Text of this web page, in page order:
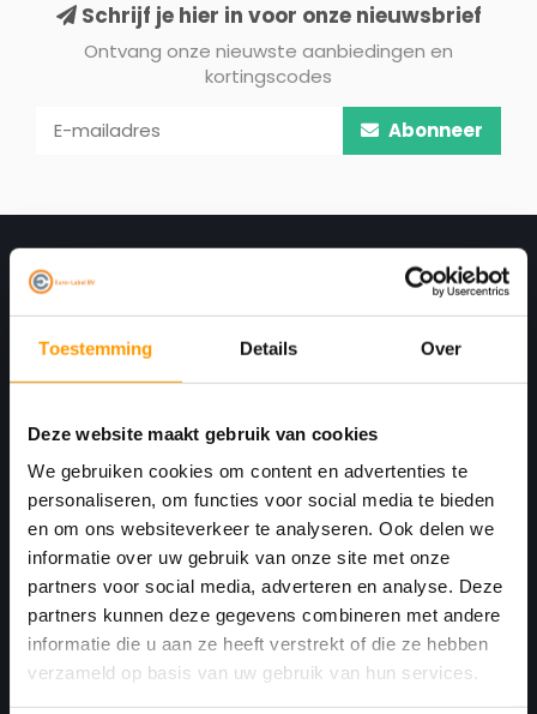
Toestemming Details Over
Deze website maakt gebruik van cookies
We gebruiken cookies om content en advertenties te
personaliseren, om functies voor social media te bieden
en om ons websiteverkeer te analyseren. Ook delen we
informatie over uw gebruik van onze site met onze
partners voor social media, adverteren en analyse. Deze
partners kunnen deze gegevens combineren met andere
informatie die u aan ze heeft verstrekt of die ze hebben
verzameld op basis van uw gebruik van hun services.
Schrijf je hier in voor onze nieuwsbrief
Ontvang onze nieuwste aanbiedingen en
kortingscodes
Abonneer
Print. Plak. Klaar. Met een partner die met je
meedenkt.
Havenkant 6
4781 AA
Moerdijk Nederland
+31 (0)168 416 513